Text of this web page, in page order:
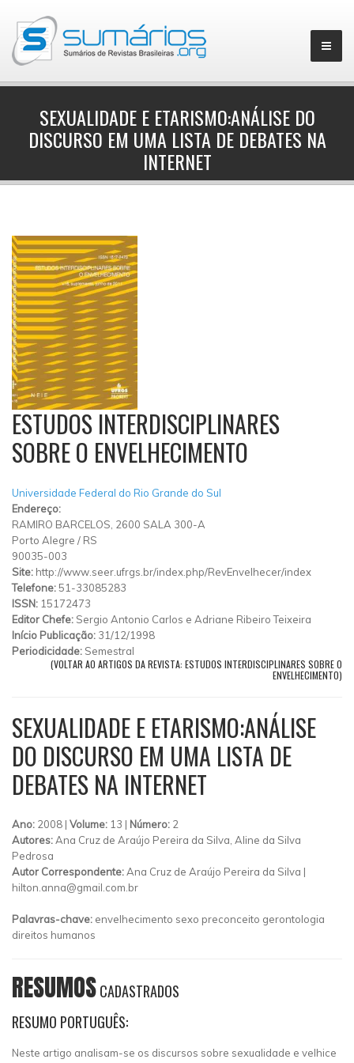
SEXUALIDADE E ETARISMO:ANÁLISE DO
DISCURSO EM UMA LISTA DE DEBATES NA
INTERNET
ESTUDOS INTERDISCIPLINARES
SOBRE O ENVELHECIMENTO
Universidade Federal do Rio Grande do Sul
Endereço:
RAMIRO BARCELOS, 2600 SALA 300-A
Porto Alegre / RS
90035-003
Site: http://www.seer.ufrgs.br/index.php/RevEnvelhecer/index
Telefone:51-33085283
ISSN: 15172473
Editor Chefe: Sergio Antonio Carlos e Adriane Ribeiro Teixeira
Início Publicação: 31/12/1998
Periodicidade: Semestral
(VOLTAR AO ARTIGOS DA REVISTA: ESTUDOS INTERDISCIPLINARES SOBRE O
ENVELHECIMENTO)
SEXUALIDADE E ETARISMO:ANÁLISE
DO DISCURSO EM UMA LISTA DE
DEBATES NA INTERNET
Ano: 2008 | Volume: 13 | Número: 2
Autores:Ana Cruz de Araújo Pereira da Silva, Aline da Silva
Pedrosa
Autor Correspondente:Ana Cruz de Araújo Pereira da Silva |
hilton.anna@gmail.com.br
Palavras-chave: envelhecimento sexo preconceito gerontologia
direitos humanos
RESUMOSCADASTRADOS
RESUMO PORTUGUÊS:
Neste artigo analisam-se os discursos sobre sexualidade e velhice